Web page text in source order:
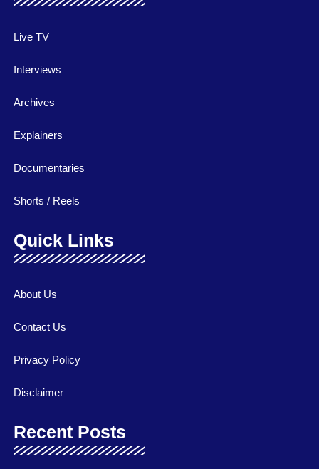
Live TV
Interviews
Archives
Explainers
Documentaries
Shorts / Reels
Quick Links
About Us
Contact Us
Privacy Policy
Disclaimer
Recent Posts